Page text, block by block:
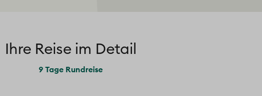
Ihre Reise im Detail
9 Tage Rundreise